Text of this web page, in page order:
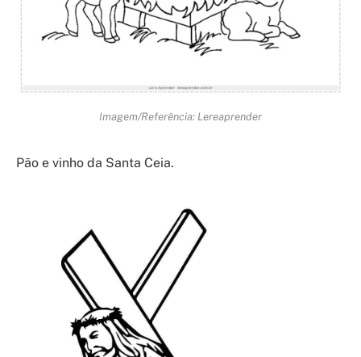
Imagem/Referência: Lereaprender
Pão e vinho da Santa Ceia.